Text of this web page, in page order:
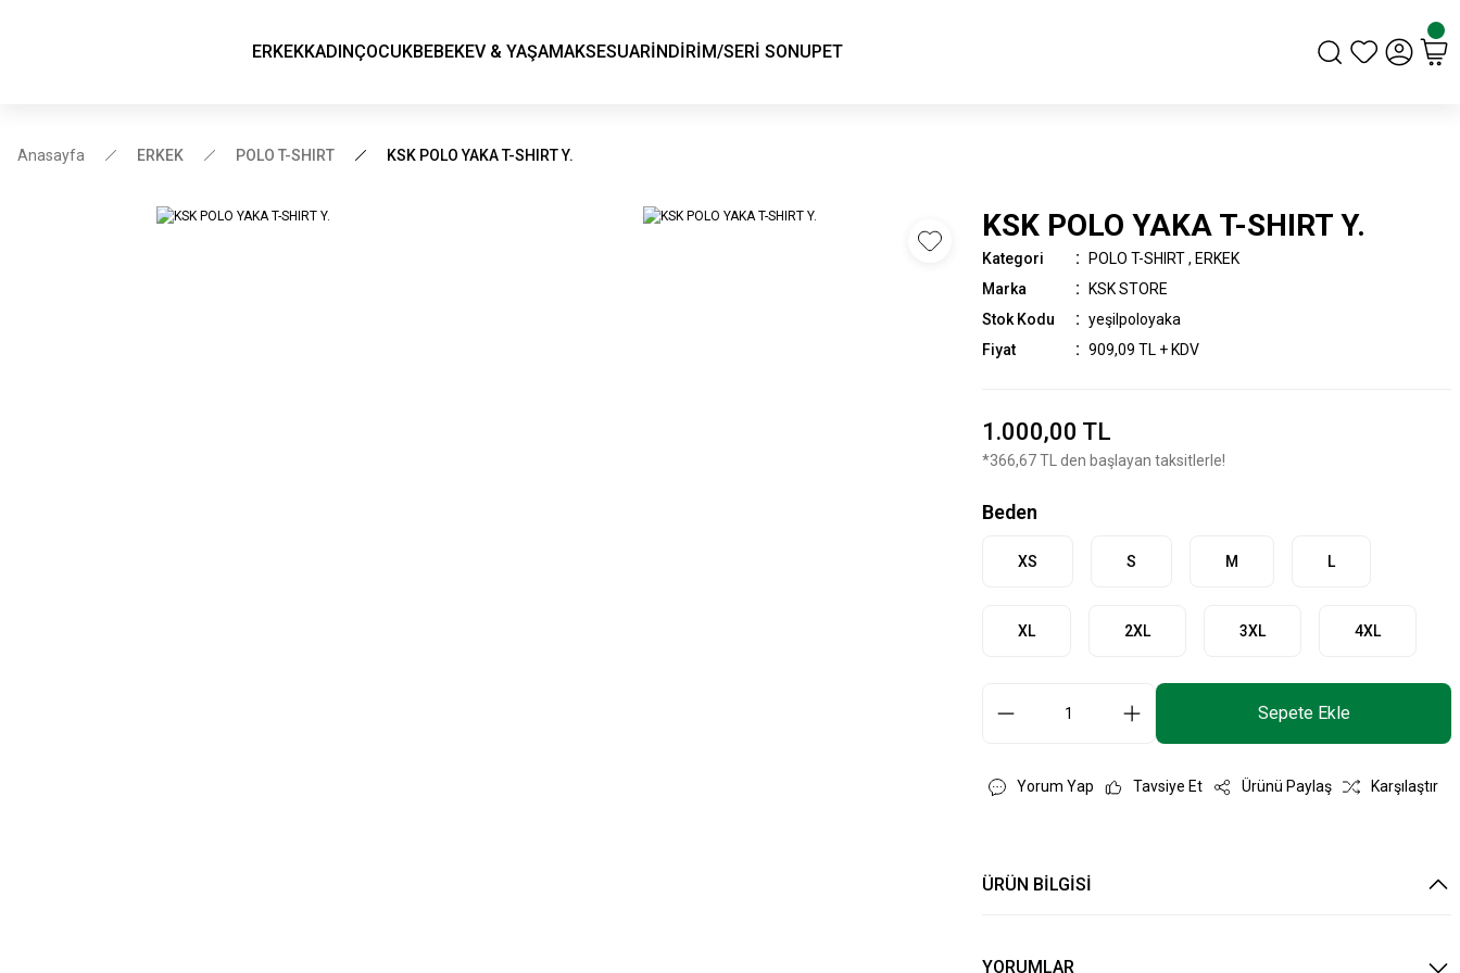
ERKEKKADINÇOCUKBEBEKEV & YAŞAMAKSESUARİNDİRİM/SERİ SONUPET
Anasayfa ERKEK POLO T-SHIRT KSK POLO YAKA T-SHIRT Y.
KSK POLO YAKA T-SHIRT Y.
Kategori POLO T-SHIRT , ERKEK
Marka
KSK STORE
Stok Kodu
yeşilpoloyaka
Fiyat
909,09 TL + KDV
1.000,00 TL
*366,67 TL den başlayan taksitlerle!
Beden
XS S M L
XL 2XL 3XL 4XL
Sepete Ekle
Yorum Yap Tavsiye Et Ürünü Paylaş Karşılaştır
ÜRÜN BİLGİSİ
YORUMLAR